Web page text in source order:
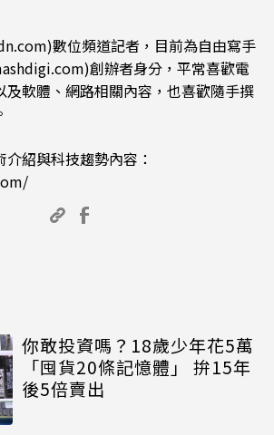
數位頻道記者，目前為自由寫手
創辦者身分，平常喜歡電
及軟體、網路相關內容，也喜歡隨手撰
紹與科技趨勢內容：
你敢投資嗎？18歲少年花5萬
「囤貨20條記憶體」 拚15年
後5倍賣出